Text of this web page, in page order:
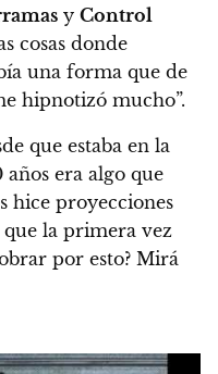
y Control
cosas donde
una forma que de
hipnotizó mucho”.
que estaba en la
años era algo que
hice proyecciones
que la primera vez
por esto? Mirá